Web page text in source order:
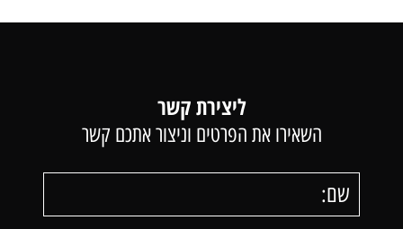
ליצירת קשר
השאירו את הפרטים וניצור אתכם קשר